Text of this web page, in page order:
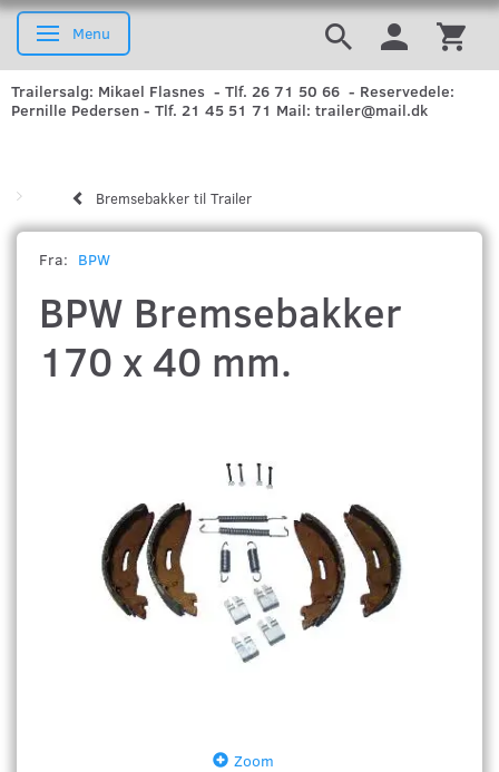
Skifte navigation
Menu
Trailersalg: Mikael Flasnes - Tlf. 26 71 50 66 - Reservedele:
Pernille Pedersen - Tlf. 21 45 51 71 Mail: trailer@mail.dk
Bremsebakker til Trailer
Fra: BPW
BPW Bremsebakker
170 x 40 mm.
Zoom